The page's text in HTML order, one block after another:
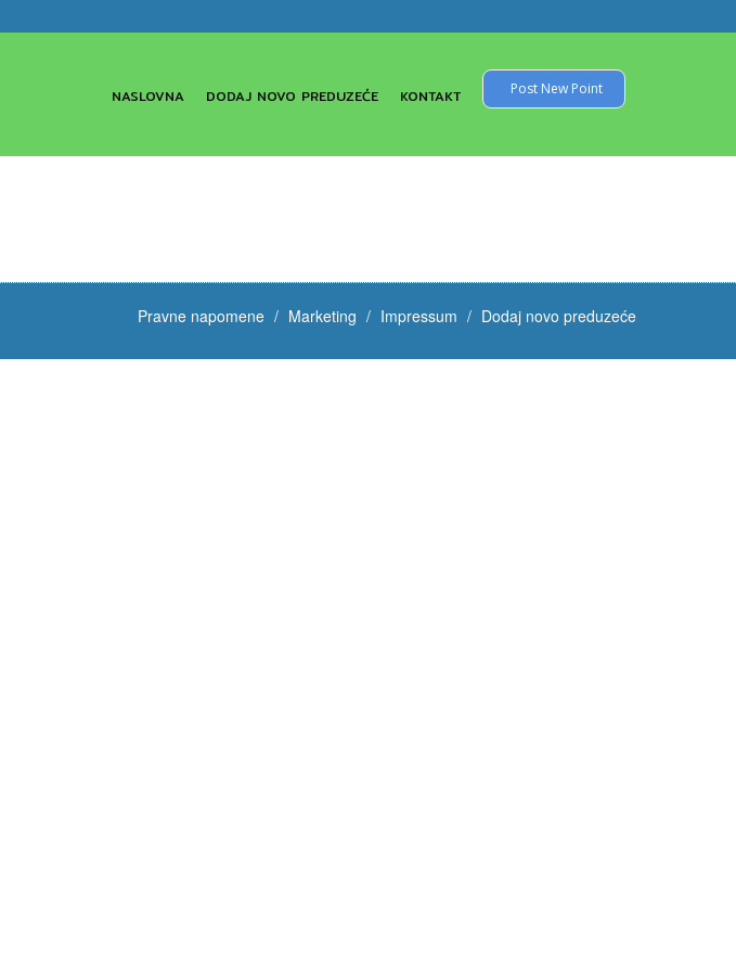
NASLOVNA DODAJ NOVO PREDUZEĆE KONTAKT Post New Point
Pravne napomene Marketing Impressum Dodaj novo preduzeće